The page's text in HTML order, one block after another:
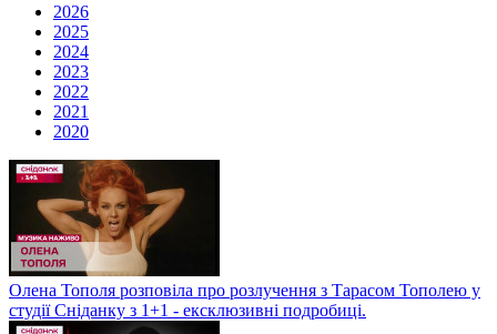
2026
2025
2024
2023
2022
2021
2020
Олена Тополя розповіла про розлучення з Тарасом Тополею у
студії Сніданку з 1+1 - ексклюзивні подробиці.